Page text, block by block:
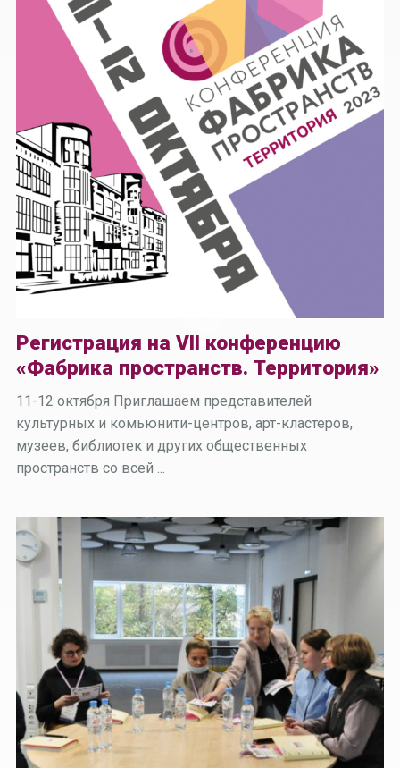
Регистрация на VII конференцию
«Фабрика пространств. Территория»
11-12 октября Приглашаем представителей
культурных и комьюнити-центров, арт-кластеров,
музеев, библиотек и других общественных
пространств со всей ...